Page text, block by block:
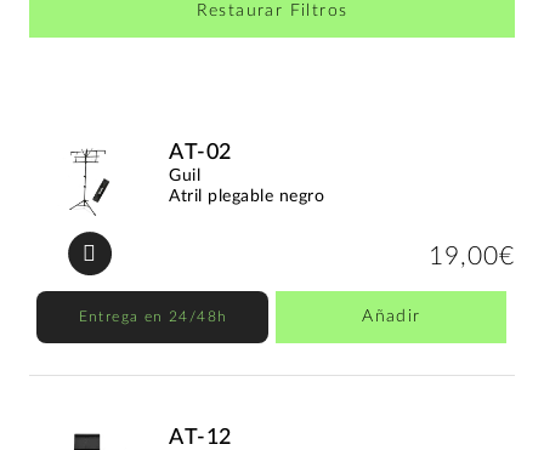
Restaurar Filtros
AT-02
Guil
Atril plegable negro
19,00€
Entrega en 24/48h Añadir
AT-12